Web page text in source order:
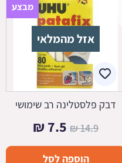
אזל מהמלאי
מבצע
דבק פלסטלינה רב שימושי
14.9
₪ המחיר
המקורי
7.5
₪
הוספה לסל